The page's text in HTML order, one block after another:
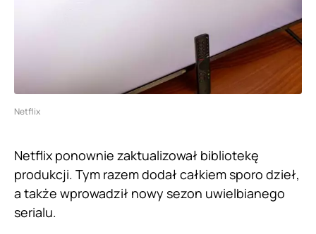
Netflix
Netflix ponownie zaktualizował bibliotekę
produkcji. Tym razem dodał całkiem sporo dzieł,
a także wprowadził nowy sezon uwielbianego
serialu.